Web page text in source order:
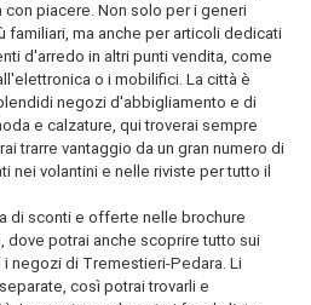
piacere. Non solo per i generi
familiari, ma anche per articoli dedicati
d'arredo in altri punti vendita, come
o i mobilifici. La città è
negozi d'abbigliamento e di
e calzature, qui troverai sempre
trarre vantaggio da un gran numero di
nei volantini e nelle riviste per tutto il
di sconti e offerte nelle brochure
potrai anche scoprire tutto sui
negozi di Tremestieri-Pedara. Li
così potrai trovarli e